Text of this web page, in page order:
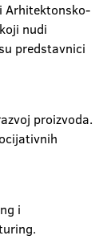
Arhitektonsko-
nudi
predstavnici
proizvoda.
i